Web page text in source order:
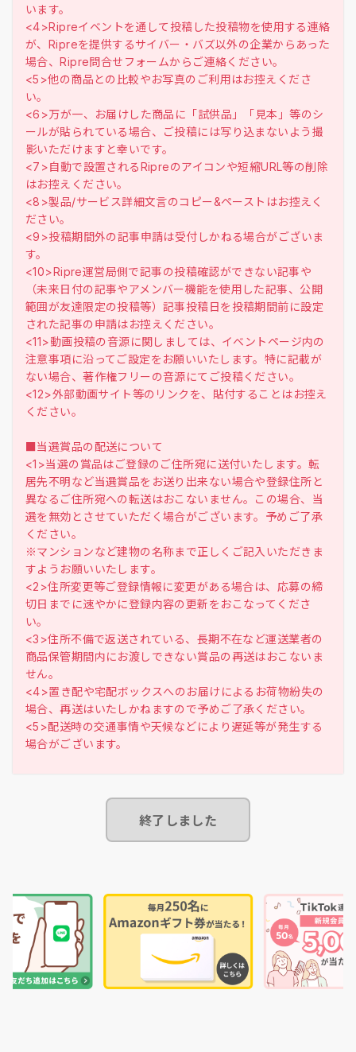
います。
<4>Ripreイベントを通して投稿した投稿物を使用する連絡
が、Ripreを提供するサイバー・バズ以外の企業からあった
場合、Ripre問合せフォームからご連絡ください。
<5>他の商品との比較やお写真のご利用はお控えくださ
い。
<6>万が一、お届けした商品に「試供品」「見本」等のシ
ールが貼られている場合、ご投稿には写り込まないよう撮
影いただけますと幸いです。
<7>自動で設置されるRipreのアイコンや短縮URL等の削除
はお控えください。
<8>製品/サービス詳細文言のコピー&ペーストはお控えく
ださい。
<9>投稿期間外の記事申請は受付しかねる場合がございま
す。
<10>Ripre運営局側で記事の投稿確認ができない記事や
（未来日付の記事やアメンバー機能を使用した記事、公開
範囲が友達限定の投稿等）記事投稿日を投稿期間前に設定
された記事の申請はお控えください。
<11>動画投稿の音源に関しましては、イベントページ内の
注意事項に沿ってご設定をお願いいたします。特に記載が
ない場合、著作権フリーの音源にてご投稿ください。
<12>外部動画サイト等のリンクを、貼付することはお控え
ください。
■当選賞品の配送について
<1>当選の賞品はご登録のご住所宛に送付いたします。転
居先不明など当選賞品をお送り出来ない場合や登録住所と
異なるご住所宛への転送はおこないません。この場合、当
選を無効とさせていただく場合がございます。予めご了承
ください。
※マンションなど建物の名称まで正しくご記入いただきま
すようお願いいたします。
<2>住所変更等ご登録情報に変更がある場合は、応募の締
切日までに速やかに登録内容の更新をおこなってくださ
い。
<3>住所不備で返送されている、長期不在など運送業者の
商品保管期間内にお渡しできない賞品の再送はおこないま
せん。
<4>置き配や宅配ボックスへのお届けによるお荷物紛失の
場合、再送はいたしかねますので予めご了承ください。
<5>配送時の交通事情や天候などにより遅延等が発生する
終了しました